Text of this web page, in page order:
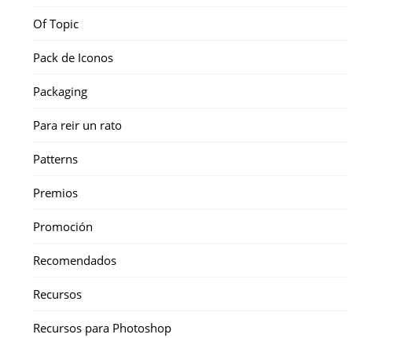
Of Topic
Pack de Iconos
Packaging
Para reir un rato
Patterns
Premios
Promoción
Recomendados
Recursos
Recursos para Photoshop